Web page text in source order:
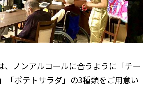
、ノンアルコールに合うように「チー
「ポテトサラダ」の3種類をご用意い